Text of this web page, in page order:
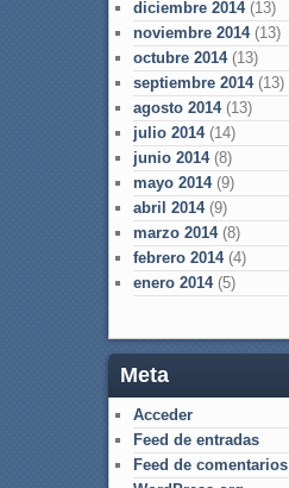
diciembre 2014(13)
noviembre 2014(13)
octubre 2014(13)
septiembre 2014(13)
agosto 2014(13)
julio 2014(14)
junio 2014(8)
mayo 2014(9)
abril 2014(9)
marzo 2014(8)
febrero 2014(4)
enero 2014(5)
Meta
Acceder
Feed de entradas
Feed de comentarios